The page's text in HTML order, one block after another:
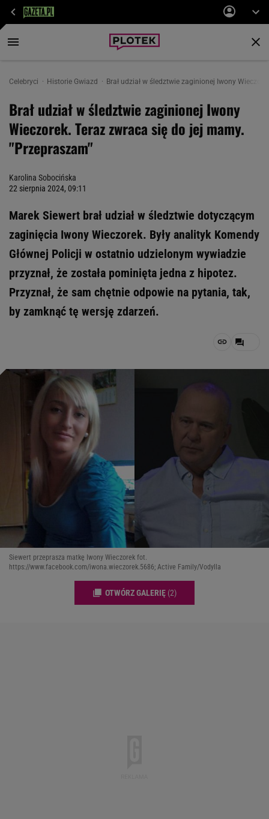
Celebryci Historie Gwiazd Brał udział w śledztwie zaginionej Iwony
Brał udział w śledztwie zaginionej Iwony
Wieczorek. Teraz zwraca się do jej mamy.
"Przepraszam"
Karolina Sobocińska
22 sierpnia 2024, 09:11
Marek Siewert brał udział w śledztwie dotyczącym
zaginięcia Iwony Wieczorek. Były analityk Komendy
Głównej Policji w ostatnio udzielonym wywiadzie
przyznał, że została pominięta jedna z hipotez.
Przyznał, że sam chętnie odpowie na pytania, tak,
by zamknąć tę wersję zdarzeń.
Siewert przeprasza matkę Iwony Wieczorek fot.
https://www.facebook.com/iwona.wieczorek.5686; Active Family/Vodylla
OTWÓRZ GALERIĘ (2)